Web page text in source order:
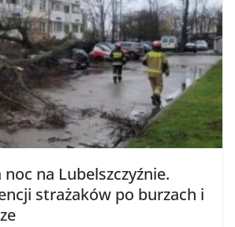
na Lubelszczyźnie.
strażaków po burzach i